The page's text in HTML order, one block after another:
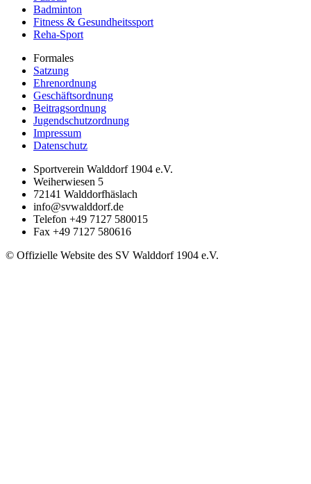
Badminton
Fitness & Gesundheitssport
Reha-Sport
Formales
Satzung
Ehrenordnung
Geschäftsordnung
Beitragsordnung
Jugendschutzordnung
Impressum
Datenschutz
Sportverein Walddorf 1904 e.V.
Weiherwiesen 5
72141 Walddorfhäslach
info@svwalddorf.de
Telefon +49 7127 580015
Fax +49 7127 580616
© Offizielle Website des SV Walddorf 1904 e.V.